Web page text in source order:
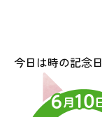
今日は時の記念日